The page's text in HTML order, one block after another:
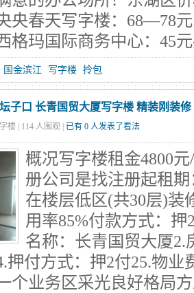
央春天写字楼：68—78
格玛国际商务中心：45
国金滨江 写字楼 拎包
子口 长青国贸大厦写字楼 精装刚装修
楼 | 114 人围观 | 已有 0 人发表了看法
概况写字楼租金4800
册公司是找注册起租
在楼层低区(共30层)装
用率85%付款方式：
名称：长青国贸大厦2.
押付方式：押2付25.物业
个业务区采光良好格局